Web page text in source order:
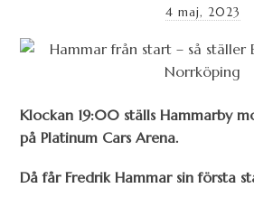
4 maj, 2023
Klockan 19:00 ställs Hammarby
på Platinum Cars Arena.
Då får Fredrik Hammar sin första